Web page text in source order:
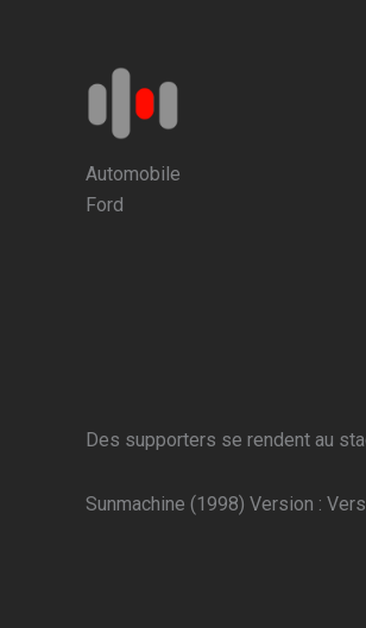
Automobile
Ford
Des supporters se rendent au
Sunmachine (1998) Version :